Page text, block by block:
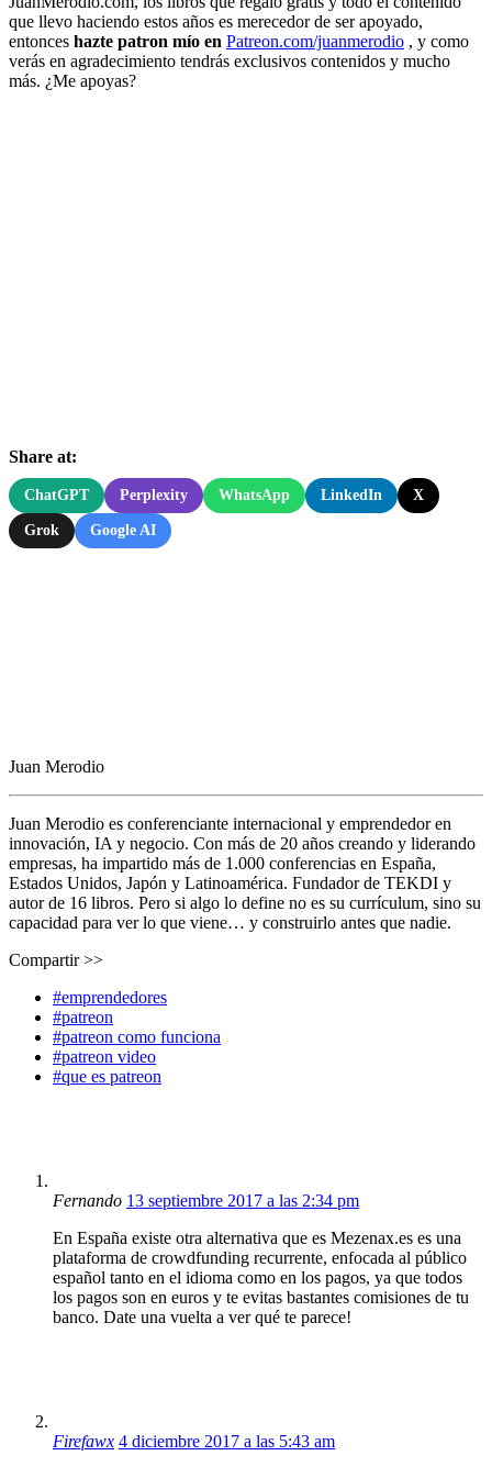
que llevo haciendo estos años es merecedor de ser apoyado,
entonces hazte patron mío en Patreon.com/juanmerodio , y como
verás en agradecimiento tendrás exclusivos contenidos y mucho
más. ¿Me apoyas?
Share at:
ChatGPT Perplexity WhatsApp LinkedIn X
Grok Google AI
Juan Merodio
Juan Merodio es conferenciante internacional y emprendedor en
innovación, IA y negocio. Con más de 20 años creando y liderando
empresas, ha impartido más de 1.000 conferencias en España,
Estados Unidos, Japón y Latinoamérica. Fundador de TEKDI y
autor de 16 libros. Pero si algo lo define no es su currículum, sino su
capacidad para ver lo que viene… y construirlo antes que nadie.
Compartir >>
#emprendedores
#patreon
#patreon como funciona
#patreon video
#que es patreon
Fernando 13 septiembre 2017 a las 2:34 pm
En España existe otra alternativa que es Mezenax.es es una
plataforma de crowdfunding recurrente, enfocada al público
español tanto en el idioma como en los pagos, ya que todos
los pagos son en euros y te evitas bastantes comisiones de tu
banco. Date una vuelta a ver qué te parece!
Firefawx 4 diciembre 2017 a las 5:43 am